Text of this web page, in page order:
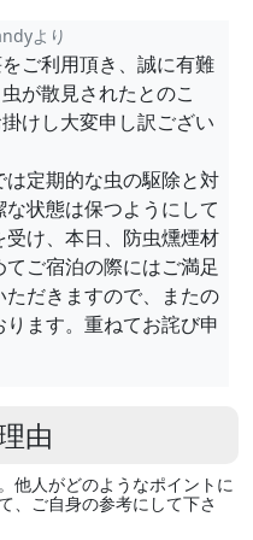
より
ご利用頂き、誠に有難
が散見されたとのこ
けし大変申し訳ござい
定期的な虫の駆除と対
状態は保つようにして
け、本日、防虫燻煙材
ご宿泊の際にはご満足
だきますので、またの
ます。重ねてお詫び申
由
他人がどのようなポイントに
、ご自身の参考にして下さ